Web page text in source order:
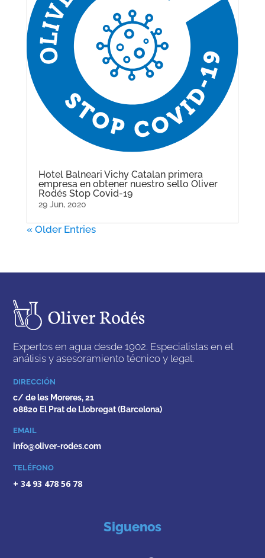
Hotel Balneari Vichy Catalan primera
empresa en obtener nuestro sello Oliver
Rodés Stop Covid-19
29 Jun, 2020
« Older Entries
Expertos en agua desde 1902. Especialistas en el
análisis y asesoramiento técnico y legal.
DIRECCIÓN
c/ de les Moreres, 21
08820 El Prat de Llobregat (Barcelona)
EMAIL
info@oliver-rodes.com
TELÉFONO
+ 34 93 478 56 78
Siguenos